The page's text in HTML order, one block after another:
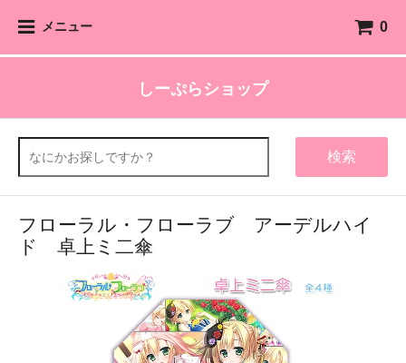
メニュー 0
しーぷらショップ
検索
フローラル・フローラブ アーデルハイ
ド 卓上ミ二傘